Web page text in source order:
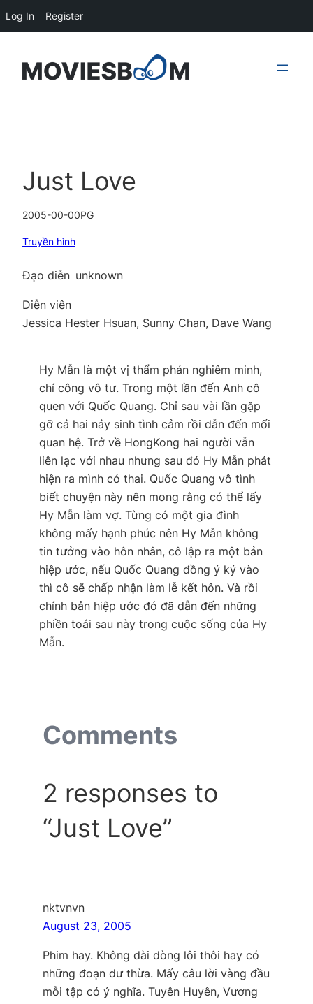
content
Just Love
2005-00-00PG
Truyền hình
Đạo diễn unknown
Diễn viên
Jessica Hester Hsuan, Sunny Chan, Dave Wang
Hy Mẫn là một vị thẩm phán nghiêm minh,
chí công vô tư. Trong một lần đến Anh cô
quen với Quốc Quang. Chỉ sau vài lần gặp
gỡ cả hai nảy sinh tình cảm rồi dẫn đến mối
quan hệ. Trở về HongKong hai người vẫn
liên lạc với nhau nhưng sau đó Hy Mẫn phát
hiện ra mình có thai. Quốc Quang vô tình
biết chuyện này nên mong rằng có thể lấy
Hy Mẫn làm vợ. Từng có một gia đình
không mấy hạnh phúc nên Hy Mẫn không
tin tưởng vào hôn nhân, cô lập ra một bản
hiệp ước, nếu Quốc Quang đồng ý ký vào
thì cô sẽ chấp nhận làm lễ kết hôn. Và rồi
chính bản hiệp ước đó đã dẫn đến những
phiền toái sau này trong cuộc sống của Hy
Mẫn.
Comments
2 responses to
“Just Love”
nktvnvn
August 23, 2005
Phim hay. Không dài dòng lôi thôi hay có
những đoạn dư thừa. Mấy câu lời vàng đầu
mỗi tập có ý nghĩa. Tuyên Huyên, Vương
Log In Register